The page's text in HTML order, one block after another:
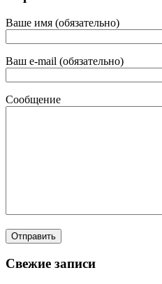
Ваше имя (обязательно)
Ваш e-mail (обязательно)
Сообщение
Свежие записи